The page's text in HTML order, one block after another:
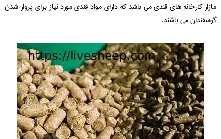
مازار کارخانه های قندی می باشد که دارای مواد قندی مورد نیاز برای پروار شدن
گوسفندان می باشند.